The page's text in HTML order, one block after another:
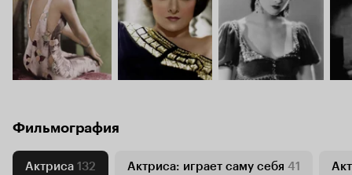
Фильмография
Актриса 132 Актриса: играет саму себя 41